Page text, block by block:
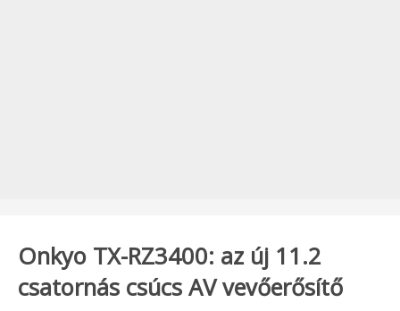
Onkyo TX-RZ3400: az új 11.2
csatornás csúcs AV vevőerősítő